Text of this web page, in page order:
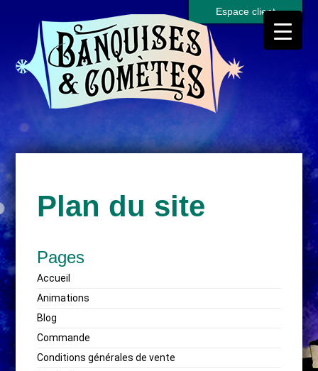
Espace client
Plan du site
Pages
Accueil
Animations
Blog
Commande
Conditions générales de vente